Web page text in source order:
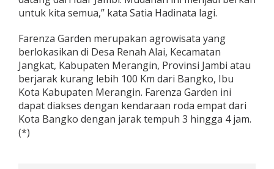
untuk kita semua,” kata Satia Hadinata lagi.
Farenza Garden merupakan agrowisata yang
berlokasikan di Desa Renah Alai, Kecamatan
Jangkat, Kabupaten Merangin, Provinsi Jambi atau
berjarak kurang lebih 100 Km dari Bangko, Ibu
Kota Kabupaten Merangin. Farenza Garden ini
dapat diakses dengan kendaraan roda empat dari
Kota Bangko dengan jarak tempuh 3 hingga 4 jam.
(*)